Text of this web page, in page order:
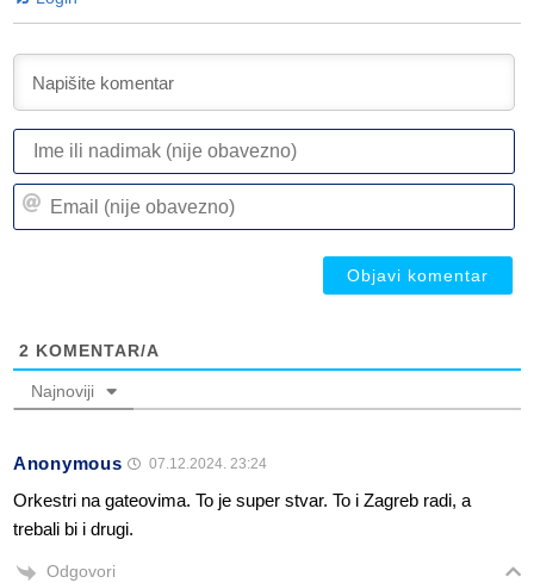
2 KOMENTAR/A
Najnoviji
Anonymous 07.12.2024. 23:24
Orkestri na gateovima. To je super stvar. To i Zagreb radi, a
trebali bi i drugi.
Odgovori